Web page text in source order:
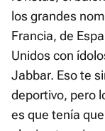
los grandes
Francia, de
Unidos con
Jabbar. Eso te
deportivo, pero
es que tenía